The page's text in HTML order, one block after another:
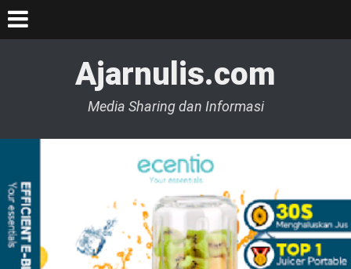
Ajarnulis.com
Media Sharing dan Informasi